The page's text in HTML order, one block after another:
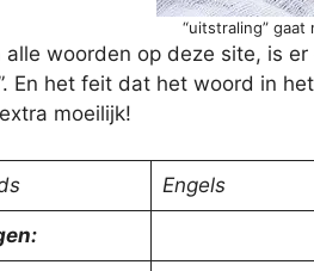
“uitstraling”
alle woorden op deze site, is
En het feit dat het woord in
moeilijk!
Engels